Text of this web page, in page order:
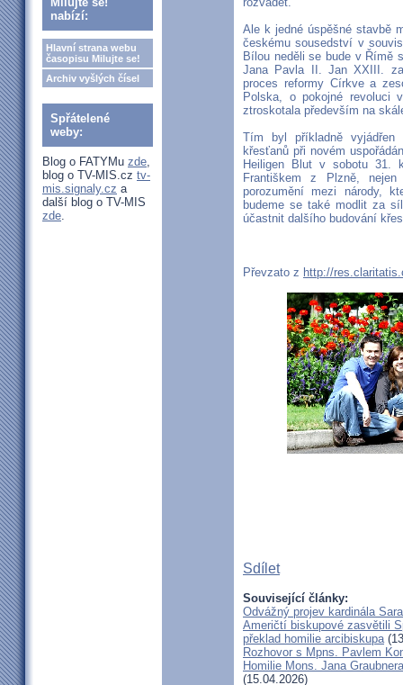
nabízí:
Hlavní strana webu
časopisu Milujte se!
Archiv vyšlých čísel
Spřátelené
weby:
Blog o FATYMu zde,
blog o TV-MIS.cz tv-
mis.signaly.cz a
další blog o TV-MIS
zde.
Ale k jedné úspěšné stavbě
českému sousedství v
Bílou neděli se bude v Římě
Jana Pavla II. Jan XXIII.
proces reformy Církve a
Polska, o pokojné revoluci
ztroskotala především na
Tím byl příkladně vyjádřen
křesťanů při novém
Heiligen Blut v sobotu 31.
Františkem z Plzně,
porozumění mezi národy,
budeme se také modlit za
účastnit dalšího budování
Převzato z http://
Sdílet
Související články:
Odvážný projev kardinála
Američtí biskupové zasvětili
překlad homilie arcibiskupa
Rozhovor s Mpns. Pavlem
Homilie Mons. Jana
(15.04.2026)